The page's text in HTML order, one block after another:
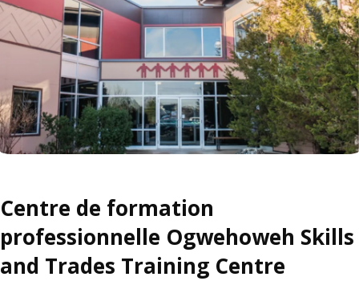
Centre de formation
professionnelle Ogwehoweh Skills
and Trades Training Centre